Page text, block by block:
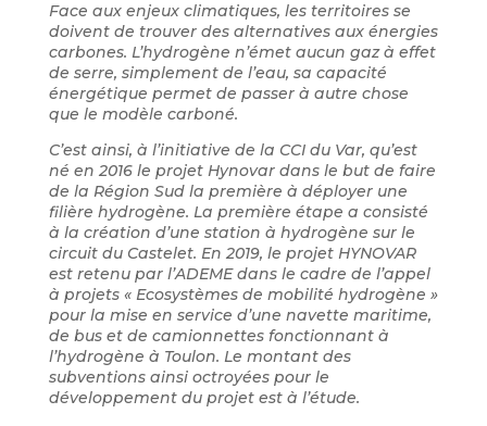
Face aux enjeux climatiques, les territoires se
doivent de trouver des alternatives aux énergies
carbones. L’hydrogène n’émet aucun gaz à effet
de serre, simplement de l’eau, sa capacité
énergétique permet de passer à autre chose
que le modèle carboné.
C’est ainsi, à l’initiative de la CCI du Var, qu’est
né en 2016 le projet Hynovar dans le but de faire
de la Région Sud la première à déployer une
filière hydrogène. La première étape a consisté
à la création d’une station à hydrogène sur le
circuit du Castelet. En 2019, le projet HYNOVAR
est retenu par l’ADEME dans le cadre de l’appel
à projets « Ecosystèmes de mobilité hydrogène »
pour la mise en service d’une navette maritime,
de bus et de camionnettes fonctionnant à
l’hydrogène à Toulon. Le montant des
subventions ainsi octroyées pour le
développement du projet est à l’étude.